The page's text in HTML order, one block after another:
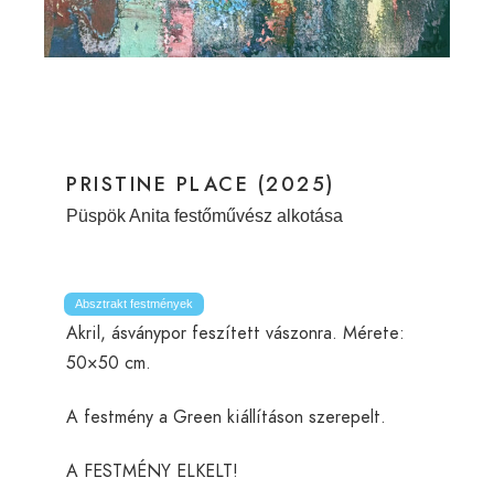
PRISTINE PLACE (2025)
Püspök Anita festőművész alkotása
Absztrakt festmények
Akril, ásványpor feszített vászonra. Mérete:
50×50 cm.
A festmény a Green kiállításon szerepelt.
A FESTMÉNY ELKELT!